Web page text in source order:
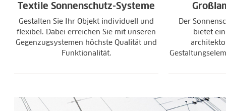
Textile Sonnenschutz-Systeme
Gestalten Sie Ihr Objekt individuell und
flexibel. Dabei erreichen Sie mit unseren
Gegenzugsystemen höchste Qualität und
Funktionalität.
Der
bietet